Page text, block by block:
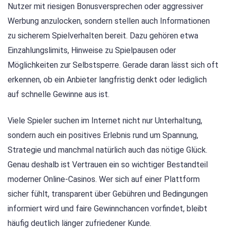
Nutzer mit riesigen Bonusversprechen oder aggressiver
Werbung anzulocken, sondern stellen auch Informationen
zu sicherem Spielverhalten bereit. Dazu gehören etwa
Einzahlungslimits, Hinweise zu Spielpausen oder
Möglichkeiten zur Selbstsperre. Gerade daran lässt sich oft
erkennen, ob ein Anbieter langfristig denkt oder lediglich
auf schnelle Gewinne aus ist.
Viele Spieler suchen im Internet nicht nur Unterhaltung,
sondern auch ein positives Erlebnis rund um Spannung,
Strategie und manchmal natürlich auch das nötige Glück.
Genau deshalb ist Vertrauen ein so wichtiger Bestandteil
moderner Online-Casinos. Wer sich auf einer Plattform
sicher fühlt, transparent über Gebühren und Bedingungen
informiert wird und faire Gewinnchancen vorfindet, bleibt
häufig deutlich länger zufriedener Kunde.